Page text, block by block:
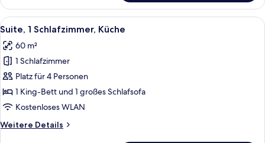
1
Schlafzimmer,
Küche
Alle
Fotos
für
Suite,
1
Schlafzimmer,
Küche
Ein Hotelzimmer mit Bett, einer
9
Suite, 1 Schlafzimmer, Küche
60 m²
1 Schlafzimmer
Platz für 4 Personen
1 King-Bett und 1 großes Schlafsofa
Kostenloses WLAN
Weitere Details
Weitere